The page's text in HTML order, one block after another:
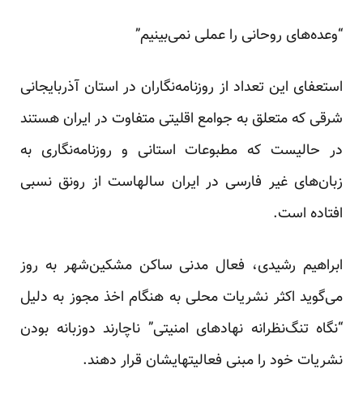
“وعده‌های روحانی را عملی نمی‌بینیم”
استعفای این تعداد از روزنامه‌نگاران در استان آذربایجانی
شرقی که متعلق به جوامع اقلیتی متفاوت در ایران هستند
در حالیست که مطبوعات استانی و روزنامه‌نگاری به
زبان‌های غیر فارسی در ایران سالهاست از رونق نسبی
افتاده است.
ابراهیم رشیدی، فعال مدنی ساکن مشکین‌شهر به روز
می‌گوید اکثر نشریات محلی به هنگام اخذ مجوز به دلیل
“نگاه تنگ‌نظرانه نهادهای امنیتی” ناچارند دوزبانه بودن
نشریات خود را مبنی فعالیتهایشان قرار دهند.